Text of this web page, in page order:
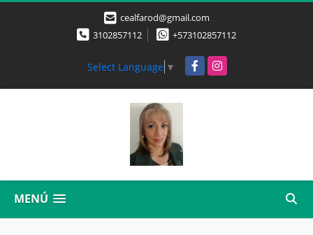
cealfarod@gmail.com
3102857112
+573102857112
Select Language ▼ FacebookInstagram
MENÚ